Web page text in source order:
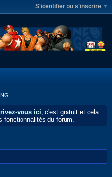
S'identifier ou s'inscrire
vous ici, c'est gratuit et cela
fonctionnalités du forum.